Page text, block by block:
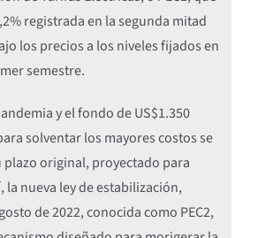
registrada en la segunda mitad
los precios a los niveles fijados en
semestre.
y el fondo de US$1.350
solventar los mayores costos se
plazo original, proyectado para
la nueva ley de estabilización,
de 2022, conocida como PEC2,